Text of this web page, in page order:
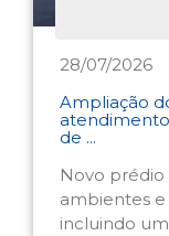
28/07/2026
Ampliação
de ...
Novo
ambientes
incluindo